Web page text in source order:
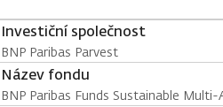
Investiční společnost
BNP Paribas Parvest
Název fondu
BNP Paribas Funds Sustainable Multi-